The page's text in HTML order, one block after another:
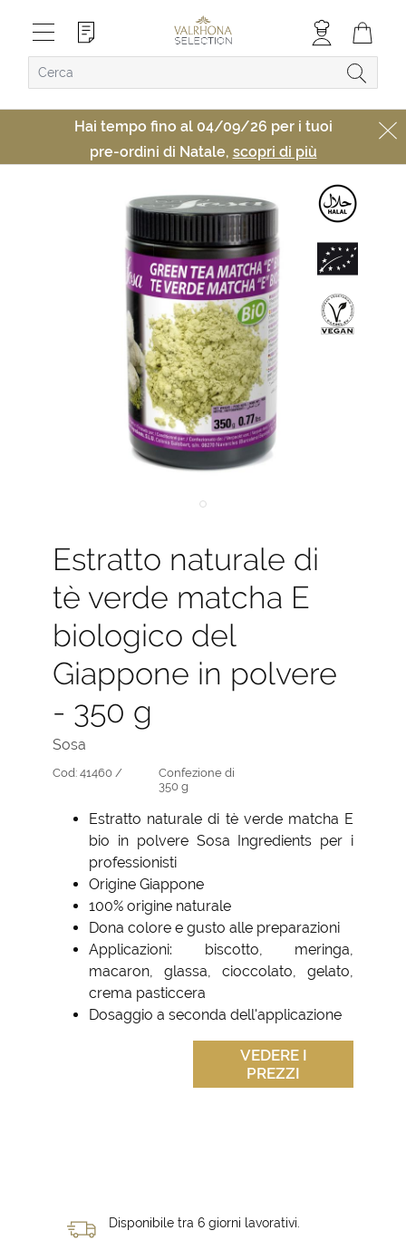
Hai tempo fino al 04/09/26 per i tuoi
pre-ordini di Natale, scopri di più
Estratto naturale di
tè verde matcha E
biologico del
Giappone in polvere
- 350 g
Sosa
Cod: 41460 /
Confezione di
350 g
Estratto naturale di tè verde matcha E
bio in polvere Sosa Ingredients per i
professionisti
Origine Giappone
100% origine naturale
Dona colore e gusto alle preparazioni
Applicazioni: biscotto, meringa,
macaron, glassa, cioccolato, gelato,
crema pasticcera
Dosaggio a seconda dell'applicazione
VEDERE I
PREZZI
Disponibile tra 6 giorni lavorativi.